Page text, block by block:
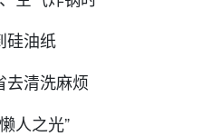
硅油纸
去清洗麻烦
人之光”